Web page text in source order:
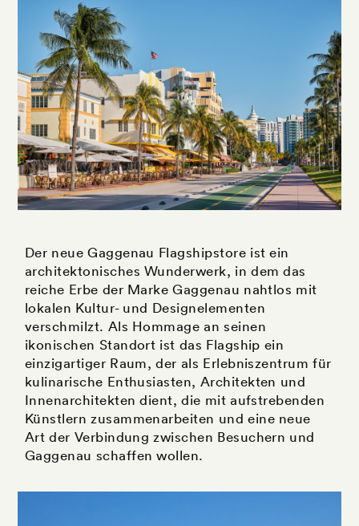
Der neue Gaggenau Flagshipstore ist ein
architektonisches Wunderwerk, in dem das
reiche Erbe der Marke Gaggenau nahtlos mit
lokalen Kultur- und Designelementen
verschmilzt. Als Hommage an seinen
ikonischen Standort ist das Flagship ein
einzigartiger Raum, der als Erlebniszentrum für
kulinarische Enthusiasten, Architekten und
Innenarchitekten dient, die mit aufstrebenden
Künstlern zusammenarbeiten und eine neue
Art der Verbindung zwischen Besuchern und
Gaggenau schaffen wollen.